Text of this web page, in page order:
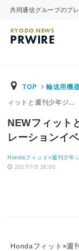
共同通信グループのプ
KYODO NEWS
PRWIRE
TOP 輸送用機
ィットと週刊少年ジ…
NEWフィット
レーションイ
Hondaフィット×週刊少年
2017/7/3 16:00
Hondaフィット×週